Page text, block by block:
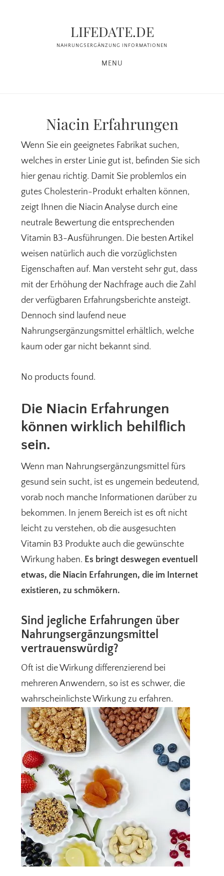
LIFEDATE.DE
NAHRUNGSERGÄNZUNG INFORMATIONEN
MENU
Niacin Erfahrungen
Wenn Sie ein geeignetes Fabrikat suchen,
welches in erster Linie gut ist, befinden Sie sich
hier genau richtig. Damit Sie problemlos ein
gutes Cholesterin-Produkt erhalten können,
zeigt Ihnen die Niacin Analyse durch eine
neutrale Bewertung die entsprechenden
Vitamin B3-Ausführungen. Die besten Artikel
weisen natürlich auch die vorzüglichsten
Eigenschaften auf. Man versteht sehr gut, dass
mit der Erhöhung der Nachfrage auch die Zahl
der verfügbaren Erfahrungsberichte ansteigt.
Dennoch sind laufend neue
Nahrungsergänzungsmittel erhältlich, welche
kaum oder gar nicht bekannt sind.
No products found.
Die Niacin Erfahrungen
können wirklich behilflich
sein.
Wenn man Nahrungsergänzungsmittel fürs
gesund sein sucht, ist es ungemein bedeutend,
vorab noch manche Informationen darüber zu
bekommen. In jenem Bereich ist es oft nicht
leicht zu verstehen, ob die ausgesuchten
Vitamin B3 Produkte auch die gewünschte
Wirkung haben. Es bringt deswegen eventuell
etwas, die Niacin Erfahrungen, die im Internet
existieren, zu schmökern.
Sind jegliche Erfahrungen über
Nahrungsergänzungsmittel
vertrauenswürdig?
Oft ist die Wirkung differenzierend bei
mehreren Anwendern, so ist es schwer, die
wahrscheinlichste Wirkung zu erfahren.